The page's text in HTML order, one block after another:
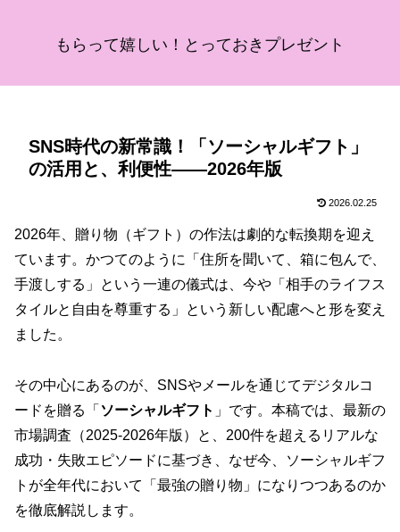
もらって嬉しい！とっておきプレゼント
SNS時代の新常識！「ソーシャルギフト」
の活用と、利便性——2026年版
2026.02.25
2026年、贈り物（ギフト）の作法は劇的な転換期を迎え
ています。かつてのように「住所を聞いて、箱に包んで、
手渡しする」という一連の儀式は、今や「相手のライフス
タイルと自由を尊重する」という新しい配慮へと形を変え
ました。
その中心にあるのが、SNSやメールを通じてデジタルコ
ードを贈る「 ソーシャルギフト 」です。本稿では、最新の
市場調査（2025-2026年版）と、200件を超えるリアルな
成功・失敗エピソードに基づき、なぜ今、ソーシャルギフ
トが全年代において「最強の贈り物」になりつつあるのか
を徹底解説します。